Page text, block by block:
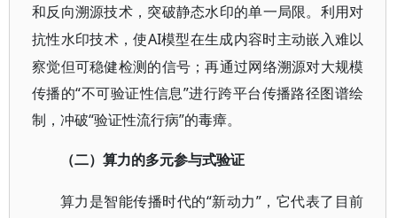
和反向溯源技术，突破静态水印的单一局限。利用对
抗性水印技术，使AI模型在生成内容时主动嵌入难以
察觉但可稳健检测的信号；再通过网络溯源对大规模
传播的“不可验证性信息”进行跨平台传播路径图谱绘
制，冲破“验证性流行病”的毒瘴。
（二）算力的多元参与式验证
算力是智能传播时代的“新动力”，它代表了目前